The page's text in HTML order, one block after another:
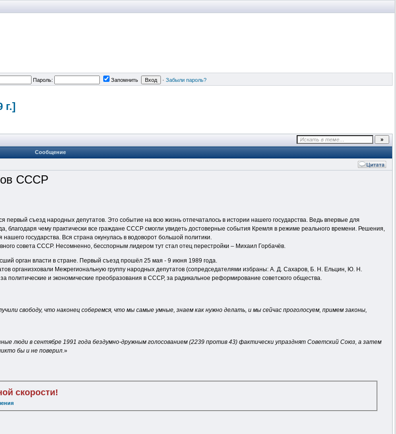
Пароль: Запомнить · Забыли пароль?
Сообщение
СССР
первый съезд народных депутатов. Это событие на всю жизнь отпечаталось в истории нашего государства. Ведь впервые для
благодаря чему практически все граждане СССР смогли увидеть достоверные события Кремля в режиме реального времени. Решения,
государства. Вся страна окунулась в водоворот большой политики.
совета СССР. Несомненно, бесспорным лидером тут стал отец перестройки – Михаил Горбачёв.
орган власти в стране. Первый съезд прошёл 25 мая - 9 июня 1989 года.
организховали Межрегиональную группу народных депутатов (сопредседателями избраны: А. Д. Сахаров, Б. Н. Ельцин, Ю. Н.
политические и экономические преобразования в СССР, за радикальное реформирование советского общества.
свободу, что наконец соберемся, что мы самые умные, знаем как нужно делать, и мы сейчас проголосуем, примем законы,
люди в сентябре 1991 года бездумно-дружным голосованием (2239 против 43) фактически упразднят Советский Союз, а затем
бы и не поверил.»
скорости!